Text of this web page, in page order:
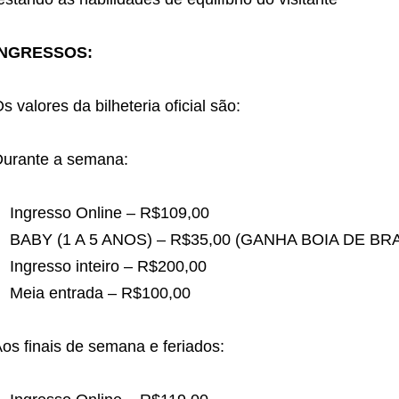
valores da bilheteria oficial são:
a semana:
Ingresso Online – R$109,00
BABY (1 A 5 ANOS) – R$35,00 (GANHA BOIA DE
Ingresso inteiro – R$200,00
Meia entrada – R$100,00
finais de semana e feriados: